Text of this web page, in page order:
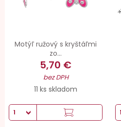
Motýľ ružový s kryštáľmi
zo...
5,70 €
bez DPH
11 ks skladom